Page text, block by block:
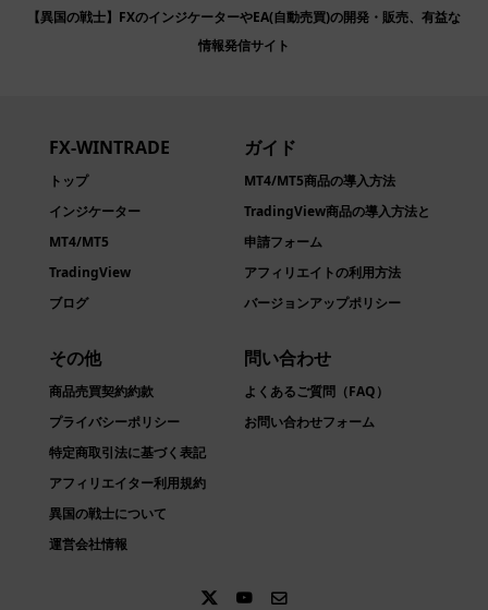
【異国の戦士】FXのインジケーターやEA(自動売買)の開発・販売、有益な
情報発信サイト
FX-WINTRADE
トップ
インジケーター
MT4/MT5
TradingView
ブログ
ガイド
MT4/MT5商品の導入方法
TradingView商品の導入方法と
申請フォーム
アフィリエイトの利用方法
バージョンアップポリシー
その他
商品売買契約約款​
プライバシーポリシー
特定商取引法に基づく表記
アフィリエイター利用規約
異国の戦士について
運営会社情報
問い合わせ
よくあるご質問（FAQ）
お問い合わせフォーム